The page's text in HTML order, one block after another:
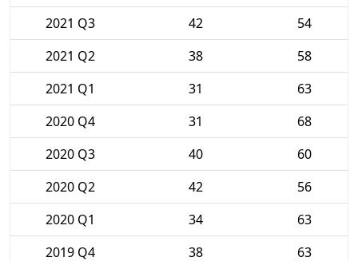
2021 Q3
42
54
2021 Q2
38
58
2021 Q1
31
63
2020 Q4
31
68
2020 Q3
40
60
2020 Q2
42
56
2020 Q1
34
63
2019 Q4
38 63